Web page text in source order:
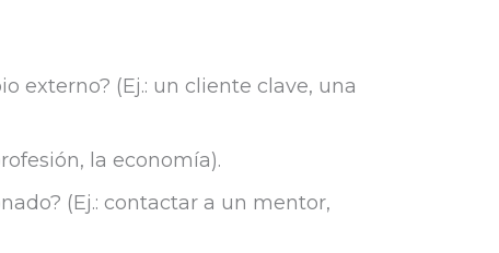
externo? (Ej.: un cliente clave, una
la economía).
(Ej.: contactar a un mentor,